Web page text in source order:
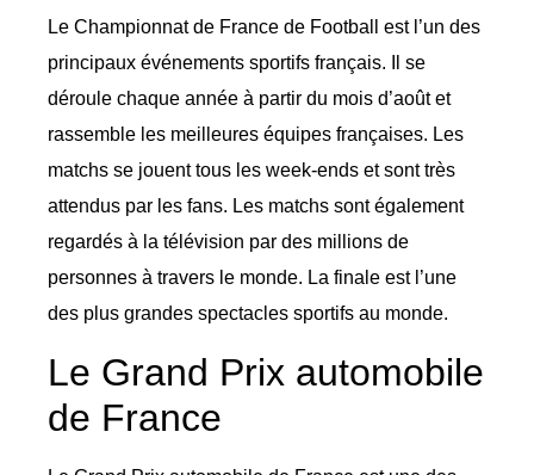
Le Championnat de France de Football est l’un des
principaux événements sportifs français. Il se
déroule chaque année à partir du mois d’août et
rassemble les meilleures équipes françaises. Les
matchs se jouent tous les week-ends et sont très
attendus par les fans. Les matchs sont également
regardés à la télévision par des millions de
personnes à travers le monde. La finale est l’une
des plus grandes spectacles sportifs au monde.
Le Grand Prix automobile
de France